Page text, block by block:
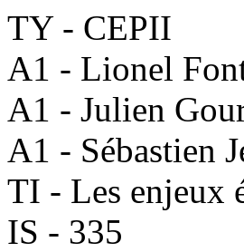
TY - CEPII
A1 - Lionel
A1 - Julien
A1 - Sébastien
TI - Les enjeux
IS - 335